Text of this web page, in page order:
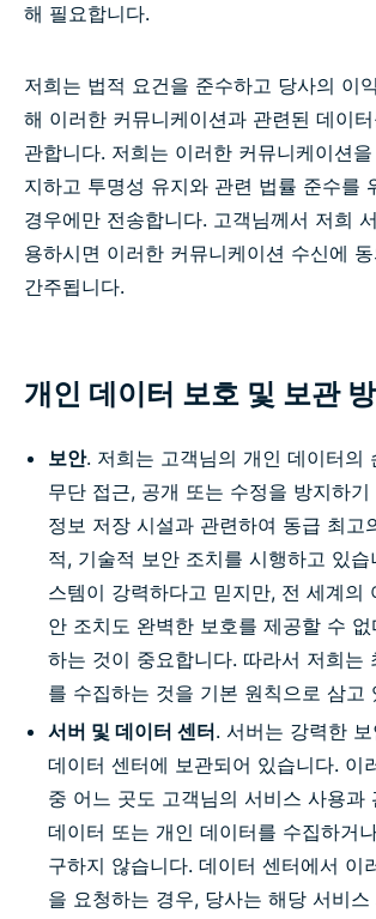
해 필요합니다.
저희는 법적 요건을 준수하고 당사의 이
해 이러한 커뮤니케이션과 관련된 데이
관합니다. 저희는 이러한 커뮤니케이션
지하고 투명성 유지와 관련 법률 준수를
경우에만 전송합니다. 고객님께서 저희
용하시면 이러한 커뮤니케이션 수신에
간주됩니다.
개인 데이터 보호 및 보관
보안. 저희는 고객님의 개인 데이터의
무단 접근, 공개 또는 수정을 방지하
정보 저장 시설과 관련하여 동급 최고
적, 기술적 보안 조치를 시행하고 있습
스템이 강력하다고 믿지만, 전 세계의
안 조치도 완벽한 보호를 제공할 수
하는 것이 중요합니다. 따라서 저희는
를 수집하는 것을 기본 원칙으로 삼고
서버 및 데이터 센터. 서버는 강력한
데이터 센터에 보관되어 있습니다. 이
중 어느 곳도 고객님의 서비스 사용과
데이터 또는 개인 데이터를 수집하거
구하지 않습니다. 데이터 센터에서 이
을 요청하는 경우, 당사는 해당 서비스